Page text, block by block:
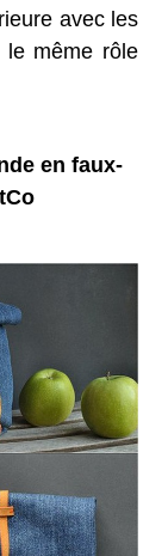
avec les
le même rôle
en faux-